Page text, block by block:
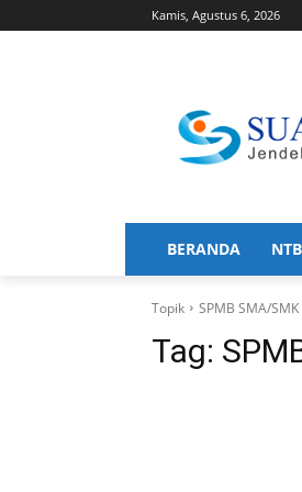
Kamis, Agustus 6, 2026
BERANDA NTB
Topik SPMB SMA/SMK
Tag: